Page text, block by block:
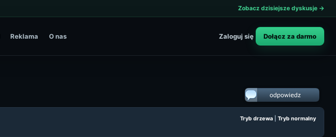
Zobacz dzisiejsze dyskusje →
Reklama O nas Zaloguj się Dołącz za darmo
Tryb drzewa Tryb normalny